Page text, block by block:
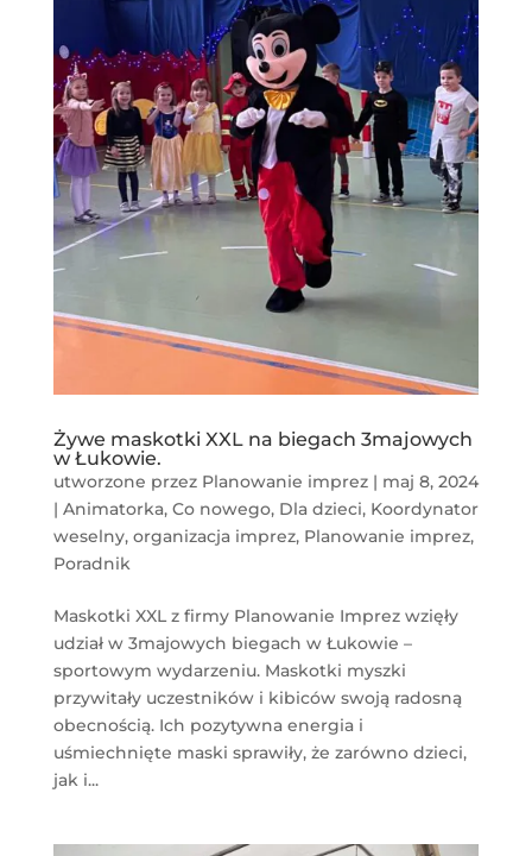
Żywe maskotki XXL na biegach 3majowych
w Łukowie.
utworzone przez Planowanie imprez| maj 8, 2024
| Animatorka, Co nowego, Dla dzieci, Koordynator
weselny, organizacja imprez, Planowanie imprez,
Poradnik
Maskotki XXL z firmy Planowanie Imprez wzięły
udział w 3majowych biegach w Łukowie –
sportowym wydarzeniu. Maskotki myszki
przywitały uczestników i kibiców swoją radosną
obecnością. Ich pozytywna energia i
uśmiechnięte maski sprawiły, że zarówno dzieci,
jak i...